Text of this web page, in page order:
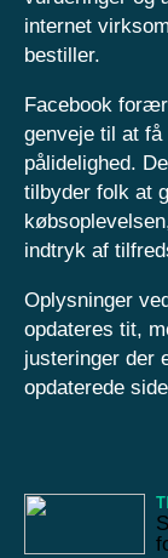
internet
bestiller.
Facebook
genveje til at
pålidelighed.
tilbyder folk at
indtryk af
Oplysninger
opdateres tit,
justeringer der
opdaterede